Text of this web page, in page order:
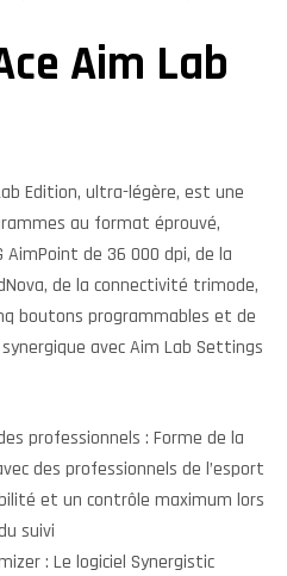
Aim Lab
Edition, ultra-légère, est une
au format éprouvé,
de 36 000 dpi, de la
de la connectivité trimode,
boutons programmables et de
avec Aim Lab Settings
professionnels : Forme de la
des professionnels de l’esport
et un contrôle maximum lors
suivi
: Le logiciel Synergistic